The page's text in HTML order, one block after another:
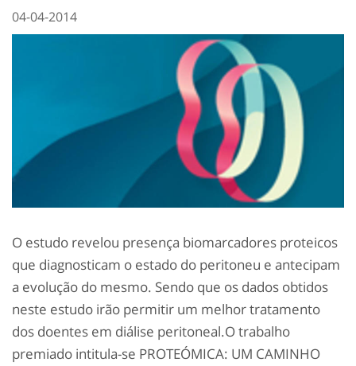
04-04-2014
O estudo revelou presença biomarcadores proteicos
que diagnosticam o estado do peritoneu e antecipam
a evolução do mesmo. Sendo que os dados obtidos
neste estudo irão permitir um melhor tratamento
dos doentes em diálise peritoneal.O trabalho
premiado intitula-se PROTEÓMICA: UM CAMINHO